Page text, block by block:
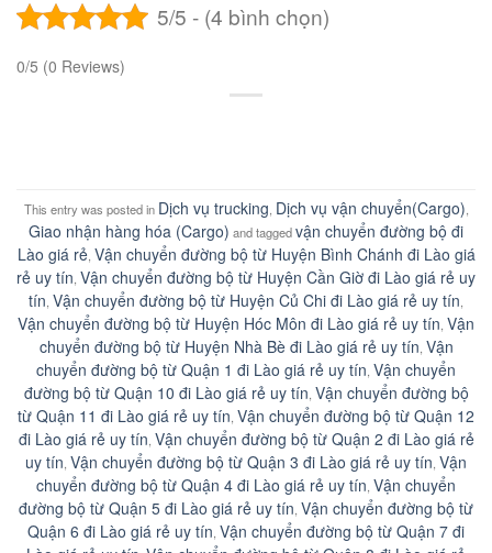
5/5 - (4 bình chọn)
0/5 (0 Reviews)
This entry was posted in Dịch vụ trucking Dịch vụ vận chuyển(Cargo)
Giao nhận hàng hóa (Cargo) and taggedvận chuyển đường bộ đi
Lào giá rẻ, Vận chuyển đường bộ từ Huyện Bình Chánh đi Lào giá
rẻ uy tín Vận chuyển đường bộ từ Huyện Cần Giờ đi Lào giá rẻ uy
tín Vận chuyển đường bộ từ Huyện Củ Chi đi Lào giá rẻ uy tín
Vận chuyển đường bộ từ Huyện Hóc Môn đi Lào giá rẻ uy tín Vận
chuyển đường bộ từ Huyện Nhà Bè đi Lào giá rẻ uy tín Vận
chuyển đường bộ từ Quận 1 đi Lào giá rẻ uy tín Vận chuyển
đường bộ từ Quận 10 đi Lào giá rẻ uy tín Vận chuyển đường bộ
từ Quận 11 đi Lào giá rẻ uy tín Vận chuyển đường bộ từ Quận 12
đi Lào giá rẻ uy tín Vận chuyển đường bộ từ Quận 2 đi Lào giá rẻ
uy tín Vận chuyển đường bộ từ Quận 3 đi Lào giá rẻ uy tín Vận
chuyển đường bộ từ Quận 4 đi Lào giá rẻ uy tín Vận chuyển
đường bộ từ Quận 5 đi Lào giá rẻ uy tín Vận chuyển đường bộ từ
Quận 6 đi Lào giá rẻ uy tín Vận chuyển đường bộ từ Quận 7 đi